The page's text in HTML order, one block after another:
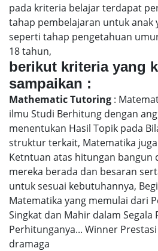
pada kriteria belajar terdapat
tahap pembelajaran untuk anak
seperti tahap pengetahuan
18 tahun,
berikut kriteria yang
sampaikan :
Mathematic Tutoring :
ilmu Studi Berhitung dengan
menentukan Hasil Topik pada
struktur terkait, Matematika
Ketntuan atas hitungan bangun
mereka berada dan besaran
untuk sesuai kebutuhannya,
Matematika yang memulai dari
Singkat dan Mahir dalam Segala
Perhitunganya... Winner
dramaga